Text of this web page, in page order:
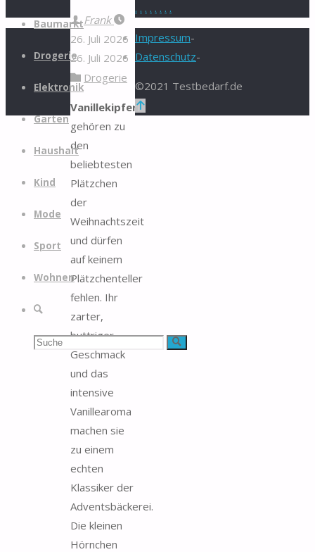
Zum
springen
Baumarkt
Drogerie
Elektronik
Garten
Haushalt
Kind
Mode
Sport
Wohnen
Suchen Suche
Frank
26. Juli 2026
26. Juli 2026
Drogerie
Vanillekipferl
gehören zu
den
beliebtesten
Plätzchen
der
Weihnachtszeit
und dürfen
auf keinem
Plätzchenteller
fehlen. Ihr
zarter,
buttriger
Geschmack
und das
intensive
Vanillearoma
machen sie
zu einem
echten
Klassiker der
Adventsbäckerei.
Die kleinen
Hörnchen
. . . . . . . .
Impressum-
Datenschutz-
©2021 Testbedarf.de
Zurück